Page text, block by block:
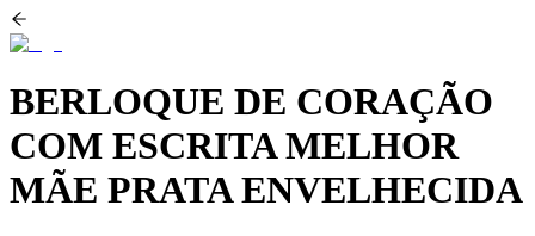
BERLOQUE DE CORAÇÃO
COM ESCRITA MELHOR
MÃE PRATA ENVELHECIDA